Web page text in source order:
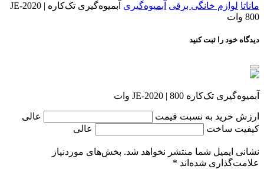
ماناتا لوازم خانگی برقی آبمیوه‌گیری
آبمیوه‌گیری تک‌کاره JE-2020 |
800 وات
دیدگاه خود را ثبت کنید
آبمیوه‌گیری تک‌کاره JE-2020 | 800 وات
ارزش خرید به نسبت قیمت
عالی
کیفیت ساخت
عالی
نشانی ایمیل شما منتشر نخواهد شد. بخش‌های موردنیاز
علامت‌گذاری شده‌اند *